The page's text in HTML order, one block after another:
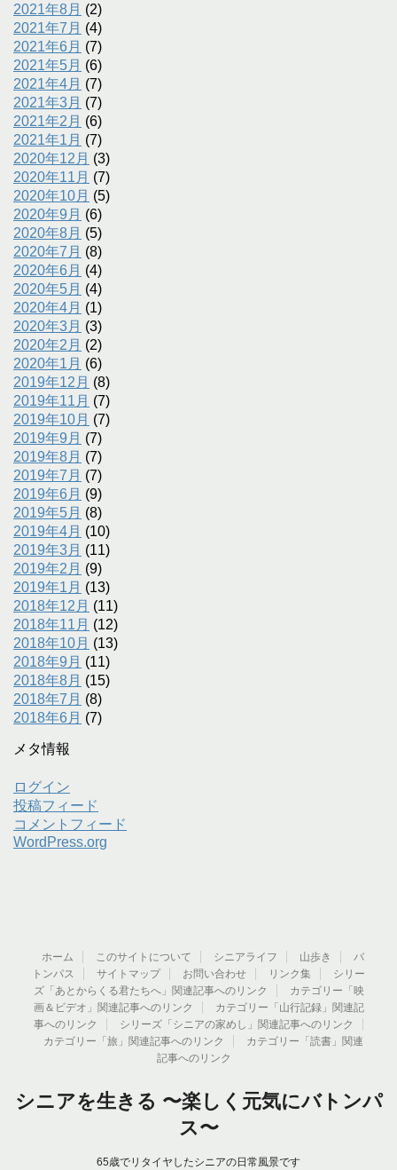
2021年8月 (2)
2021年7月 (4)
2021年6月 (7)
2021年5月 (6)
2021年4月 (7)
2021年3月 (7)
2021年2月 (6)
2021年1月 (7)
2020年12月 (3)
2020年11月 (7)
2020年10月 (5)
2020年9月 (6)
2020年8月 (5)
2020年7月 (8)
2020年6月 (4)
2020年5月 (4)
2020年4月 (1)
2020年3月 (3)
2020年2月 (2)
2020年1月 (6)
2019年12月 (8)
2019年11月 (7)
2019年10月 (7)
2019年9月 (7)
2019年8月 (7)
2019年7月 (7)
2019年6月 (9)
2019年5月 (8)
2019年4月 (10)
2019年3月 (11)
2019年2月 (9)
2019年1月 (13)
2018年12月 (11)
2018年11月 (12)
2018年10月 (13)
2018年9月 (11)
2018年8月 (15)
2018年7月 (8)
2018年6月 (7)
メタ情報
ログイン
投稿フィード
コメントフィード
WordPress.org
ホーム このサイトについて シニアライフ 山歩き
バ
トンパス
サイトマップ お問い合わせ リンク集
シリー
ズ「あとからくる君たちへ」関連記事へのリンク
カテゴリー「映
画＆ビデオ」関連記事へのリンク
カテゴリー「山行記録」関連記
事へのリンク
シリーズ「シニアの家めし」関連記事へのリンク
カテゴリー「旅」関連記事へのリンク
カテゴリー「読書」関連
記事へのリンク
シニアを生きる 〜楽しく元気にバトンパ
ス〜
65歳でリタイヤしたシニアの日常風景です